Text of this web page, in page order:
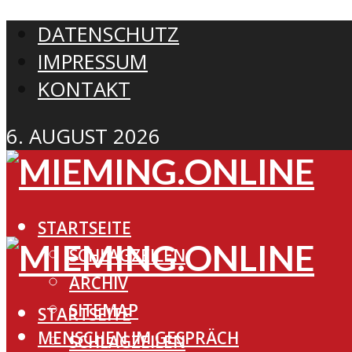
DATENSCHUTZ
IMPRESSUM
KONTAKT
6. AUGUST 2026
STARTSEITE
SCHLAGZEILEN
ARCHIV
SITEMAP
MENSCHEN IM GESPRÄCH
STARTSEITE
SCHLAGZEILEN